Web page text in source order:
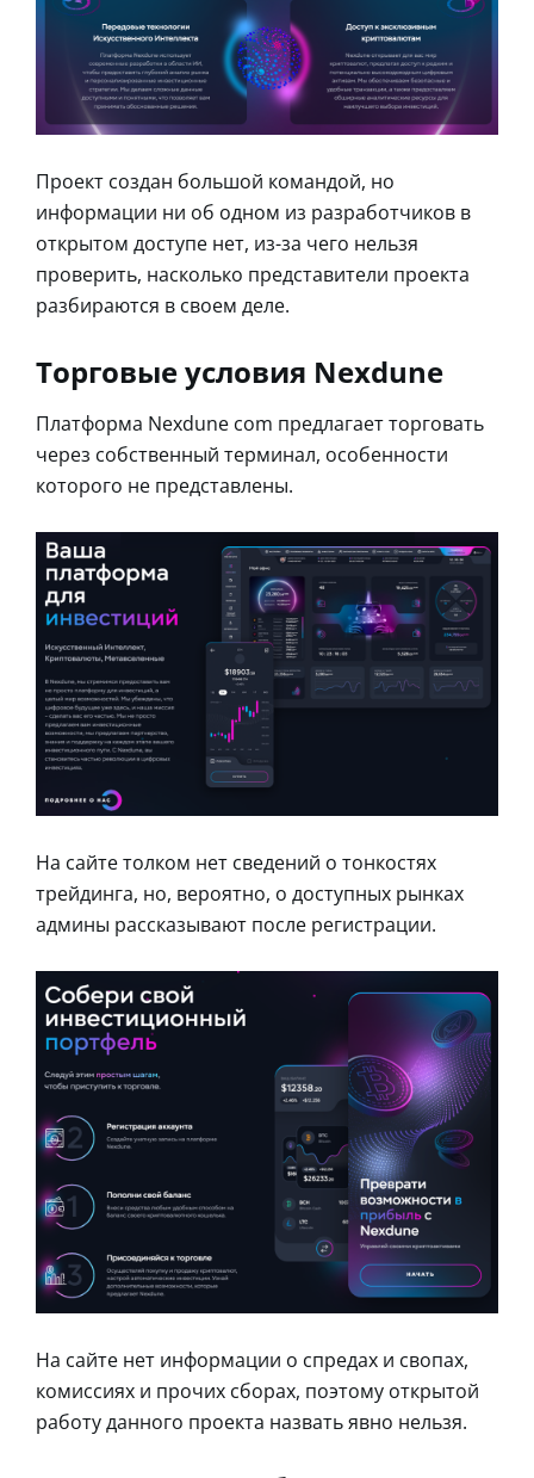
Проект создан большой командой, но
информации ни об одном из разработчиков в
открытом доступе нет, из-за чего нельзя
проверить, насколько представители проекта
разбираются в своем деле.
Торговые условия Nexdune
Платформа Nexdune com предлагает торговать
через собственный терминал, особенности
которого не представлены.
На сайте толком нет сведений о тонкостях
трейдинга, но, вероятно, о доступных рынках
админы рассказывают после регистрации.
На сайте нет информации о спредах и свопах,
комиссиях и прочих сборах, поэтому открытой
работу данного проекта назвать явно нельзя.